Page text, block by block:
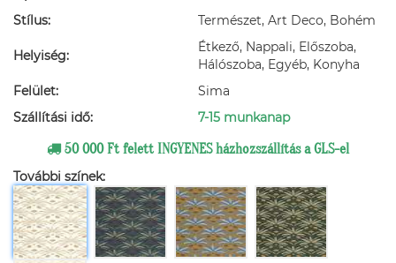
Stílus:
Természet, Art Deco, Bohém
Helyiség:
Étkező, Nappali, Előszoba,
Hálószoba, Egyéb, Konyha
Felület:
Sima
Szállítási idő:
7-15 munkanap
50 000 Ft felett INGYENES házhozszállítás a GLS-el
További színek: